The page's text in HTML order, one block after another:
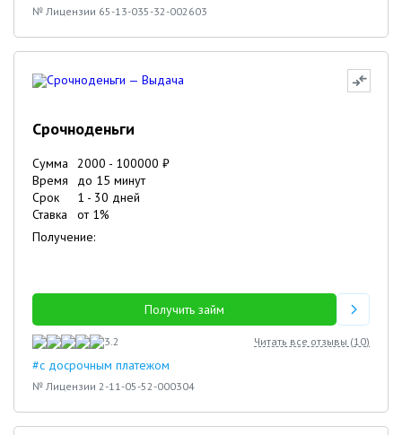
№ Лицензии 65-13-035-32-002603
Срочноденьги
Сумма 2000 - 100000 ₽
Время
до 15 минут
Срок
1 - 30 дней
Ставка
от 1%
Получение:
Получить займ
3.2 Читать все отзывы (10)
#с досрочным платежом
№ Лицензии 2-11-05-52-000304